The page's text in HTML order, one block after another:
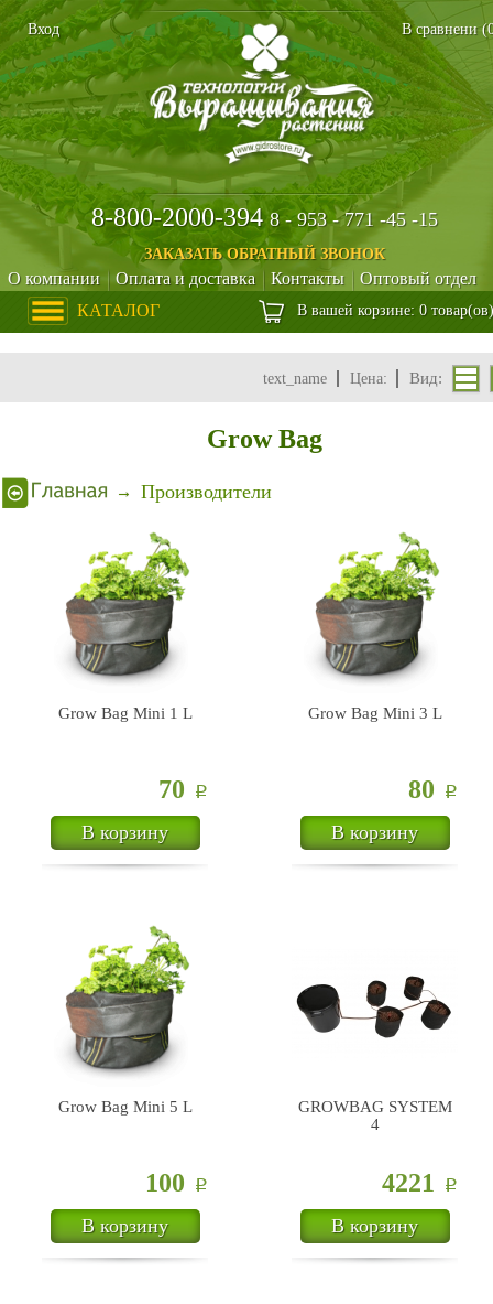
КАТАЛОГ В вашей корзине: 0 товар(ов)
8-800-2000-3948 - 953 - 771 -45 -15
ЗАКАЗАТЬ ОБРАТНЫЙ ЗВОНОК
О компании Оплата и доставка Контакты Оптовый отдел
В сравнени (
Вход
text_name Цена: Вид:
Grow Bag
Производители
Grow Bag Mini 1 L
70 Р
В корзину
Grow Bag Mini 3 L
80 Р
В корзину
Grow Bag Mini 5 L
100 Р
В корзину
GROWBAG SYSTEM
4
4221 Р
В корзину